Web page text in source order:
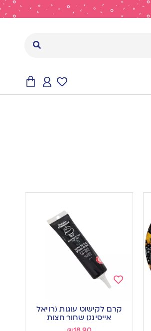
to
wishlist
קרם לקישוט עוגות (רויאל
אייסינג) שחור חצות